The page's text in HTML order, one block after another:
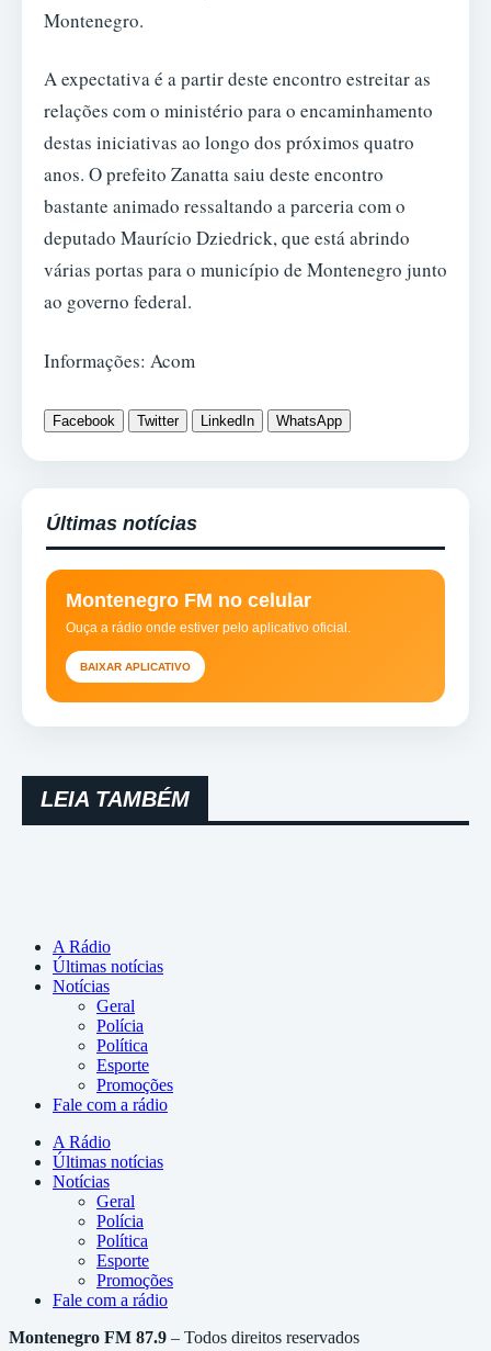
Montenegro.
A expectativa é a partir deste encontro estreitar as
relações com o ministério para o encaminhamento
destas iniciativas ao longo dos próximos quatro
anos. O prefeito Zanatta saiu deste encontro
bastante animado ressaltando a parceria com o
deputado Maurício Dziedrick, que está abrindo
várias portas para o município de Montenegro junto
ao governo federal.
Informações: Acom
Facebook Twitter LinkedIn WhatsApp
Últimas notícias
Montenegro FM no celular
Ouça a rádio onde estiver pelo aplicativo oficial.
BAIXAR APLICATIVO
LEIA TAMBÉM
A Rádio
Últimas notícias
Notícias
Geral
Polícia
Política
Esporte
Promoções
Fale com a rádio
A Rádio
Últimas notícias
Notícias
Geral
Polícia
Política
Esporte
Promoções
Fale com a rádio
Montenegro FM 87.9 – Todos direitos reservados